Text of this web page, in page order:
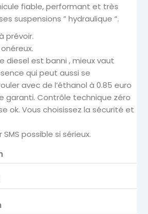
fiable, performant et très
suspensions ” hydraulique “.
prévoir.
diesel est banni , mieux vaut
qui peut aussi se
avec de l’éthanol à 0.85 euro
garanti. Contrôle technique zéro
ok. Vous choisissez la sécurité et
possible si sérieux.